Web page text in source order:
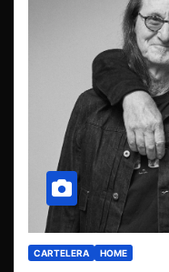
CARTELERA HOME